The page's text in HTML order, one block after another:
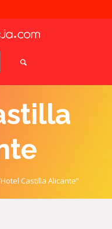
Castilla Alicante”